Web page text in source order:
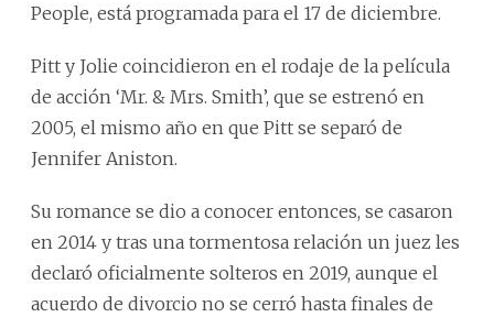
People, está programada para el 17 de diciembre.
Pitt y Jolie coincidieron en el rodaje de la película
de acción ‘Mr. & Mrs. Smith’, que se estrenó en
2005, el mismo año en que Pitt se separó de
Jennifer Aniston.
Su romance se dio a conocer entonces, se casaron
en 2014 y tras una tormentosa relación un juez les
declaró oficialmente solteros en 2019, aunque el
acuerdo de divorcio no se cerró hasta finales de